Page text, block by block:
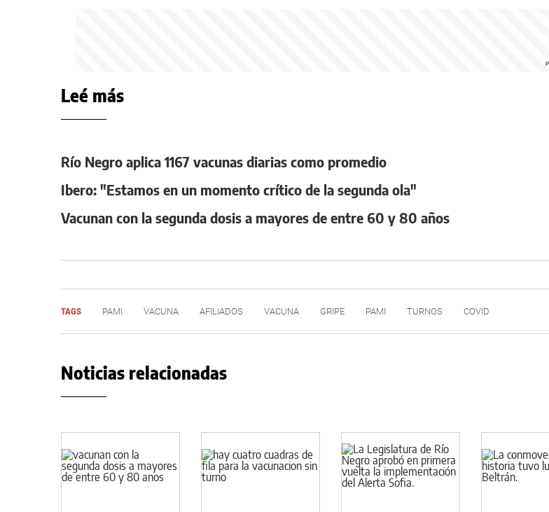
Leé más
Río Negro aplica 1167 vacunas diarias como promedio
Ibero: "Estamos en un momento crítico de la segunda ola"
Vacunan con la segunda dosis a mayores de entre 60 y 80 años
TAGS PAMI VACUNA AFILIADOS VACUNA GRIPE PAMI TURNOS COVID
Noticias relacionadas